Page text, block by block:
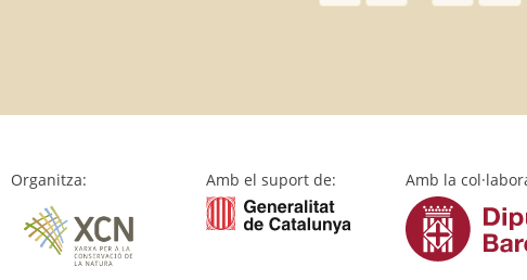
Organitza: Amb el suport de: Amb la